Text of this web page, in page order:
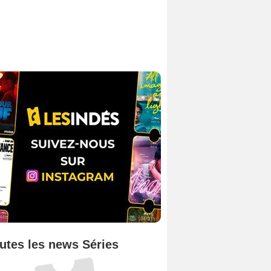
les news Séries